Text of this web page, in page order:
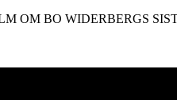
BO WIDERBERGS